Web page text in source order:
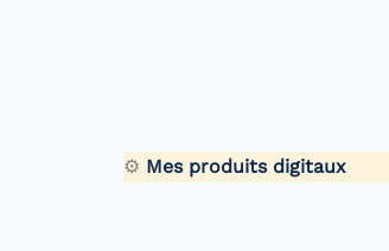
⚙ Mes produits digitaux